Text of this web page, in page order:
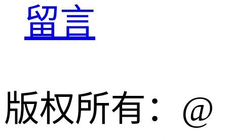
留言
版权所有：@